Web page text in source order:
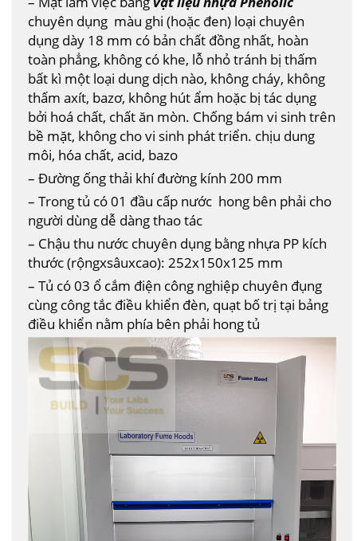
chuyên dụng màu ghi (hoặc đen) loại chuyên
dụng dày 18 mm có bản chất đồng nhất, hoàn
toàn phẳng, không có khe, lỗ nhỏ tránh bị thấm
bất kì một loại dung dịch nào, không cháy, không
thấm axít, bazơ, không hút ẩm hoặc bị tác dụng
bởi hoá chất, chất ăn mòn. Chống bám vi sinh trên
bề mặt, không cho vi sinh phát triển. chịu dung
môi, hóa chất, acid, bazo
– Đường ống thải khí đường kính 200 mm
– Trong tủ có 01 đầu cấp nước hong bên phải cho
người dùng dễ dàng thao tác
– Chậu thu nước chuyên dụng bằng nhựa PP kích
thước (rộngxsâuxcao): 252x150x125 mm
– Tủ có 03 ổ cắm điện công nghiệp chuyên đụng
cùng công tắc điều khiển đèn, quạt bố trị tại bảng
điều khiển nằm phía bên phải hong tủ